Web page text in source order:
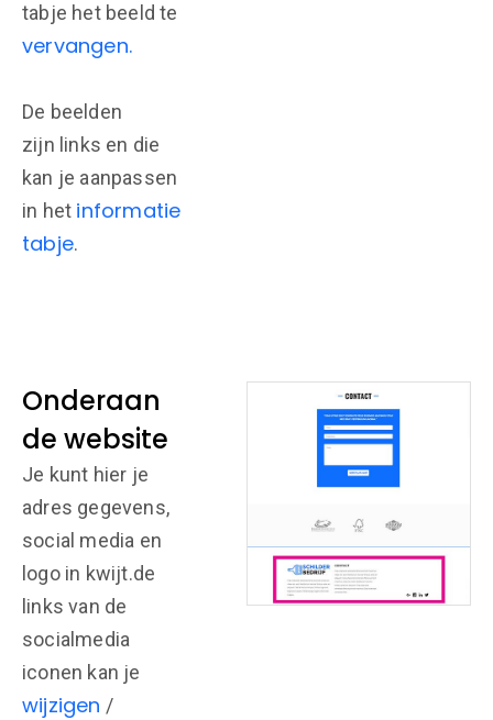
tabje het beeld te
vervangen.
De beelden
zijn links en die
kan je aanpassen
in het informatie
tabje.
Onderaan
de website
Je kunt hier je
adres gegevens,
social media en
logo in kwijt.de
links van de
socialmedia
iconen kan je
wijzigen /